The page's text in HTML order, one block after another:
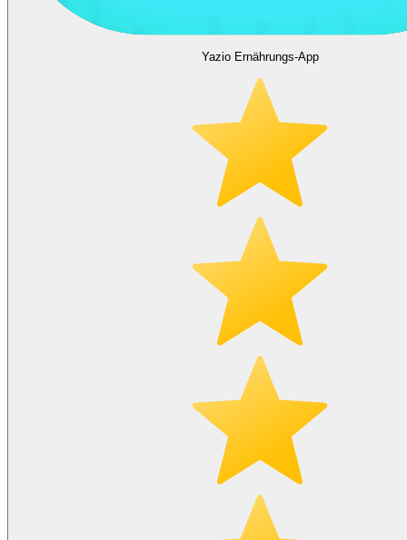
Yazio Ernährungs-App